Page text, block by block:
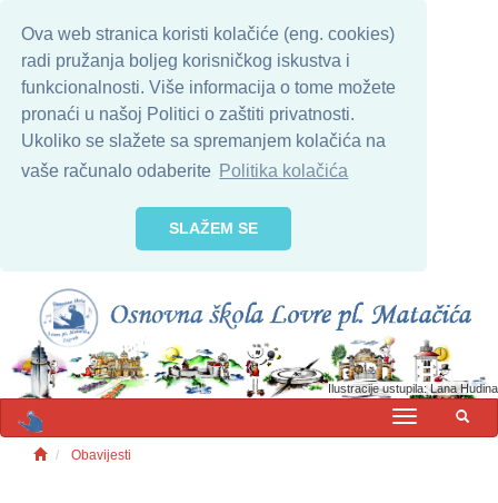
Ova web stranica koristi kolačiće (eng. cookies)
radi pružanja boljeg korisničkog iskustva i
funkcionalnosti. Više informacija o tome možete
pronaći u našoj Politici o zaštiti privatnosti.
Ukoliko se slažete sa spremanjem kolačića na
vaše računalo odaberite Politika kolačića
SLAŽEM SE
Ilustracije ustupila: Lana Hudina
MENU
Obavijesti